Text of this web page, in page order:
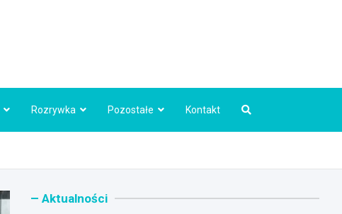
Rozrywka Pozostałe Kontakt
Aktualności